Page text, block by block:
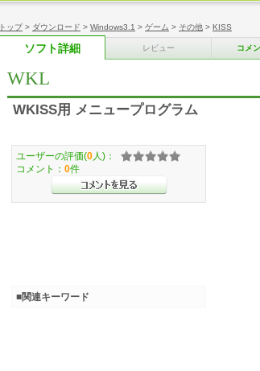
トップ> ダウンロード > Windows3.1 > ゲーム > その他 > KISS
ソフト詳細 レビュー コメ
WKL
WKISS用 メニュープログラム
ユーザーの評価(0 人)：
コメント： 0件
■関連キーワード